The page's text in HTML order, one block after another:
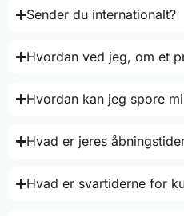
Sender du internationalt?
Hvordan ved jeg, om et
Hvordan kan jeg spore
Hvad er jeres
Hvad er svartiderne for